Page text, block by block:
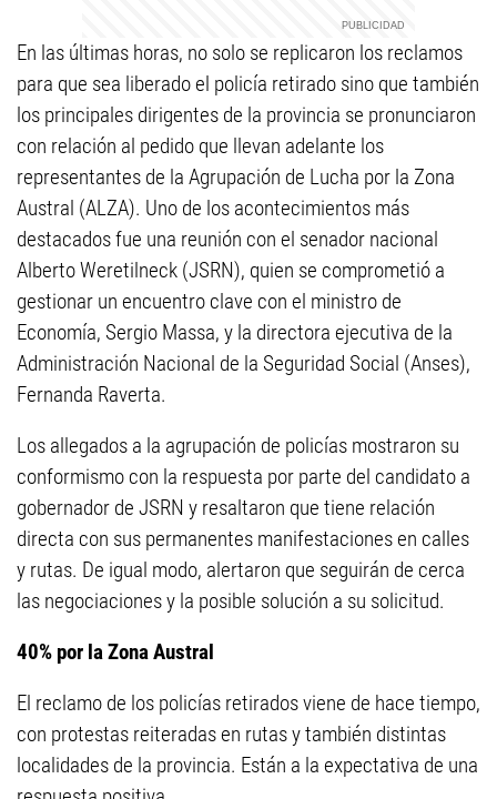
En las últimas horas, no solo se replicaron los reclamos
para que sea liberado el policía retirado sino que también
los principales dirigentes de la provincia se pronunciaron
con relación al pedido que llevan adelante los
representantes de la Agrupación de Lucha por la Zona
Austral (ALZA). Uno de los acontecimientos más
destacados fue una reunión con el senador nacional
Alberto Weretilneck (JSRN), quien se comprometió a
gestionar un encuentro clave con el ministro de
Economía, Sergio Massa, y la directora ejecutiva de la
Administración Nacional de la Seguridad Social (Anses),
Fernanda Raverta.
Los allegados a la agrupación de policías mostraron su
conformismo con la respuesta por parte del candidato a
gobernador de JSRN y resaltaron que tiene relación
directa con sus permanentes manifestaciones en calles
y rutas. De igual modo, alertaron que seguirán de cerca
las negociaciones y la posible solución a su solicitud.
40% por la Zona Austral
El reclamo de los policías retirados viene de hace tiempo,
con protestas reiteradas en rutas y también distintas
localidades de la provincia. Están a la expectativa de una